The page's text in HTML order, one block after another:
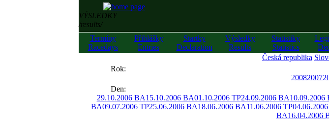
VÝSLEDKY
/results/
Termíny
Racedays
Přihlášky
Entries
Startky
Declaration
Výsledky
Results
Statistiky
Statistics
Česká republika
Rok:
20082007
Den:
29.10.2006 BA15.10.2006 BA01.10.2006 TP24.09.2006 BA10.09.2006
BA09.07.2006 TP25.06.2006 BA18.06.2006 BA11.06.2006 TP
BA16.04.2006